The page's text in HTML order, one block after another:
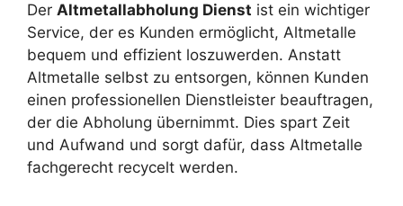
Der Altmetallabholung Dienst ist ein wichtiger
Service, der es Kunden ermöglicht, Altmetalle
bequem und effizient loszuwerden. Anstatt
Altmetalle selbst zu entsorgen, können Kunden
einen professionellen Dienstleister beauftragen,
der die Abholung übernimmt. Dies spart Zeit
und Aufwand und sorgt dafür, dass Altmetalle
fachgerecht recycelt werden.